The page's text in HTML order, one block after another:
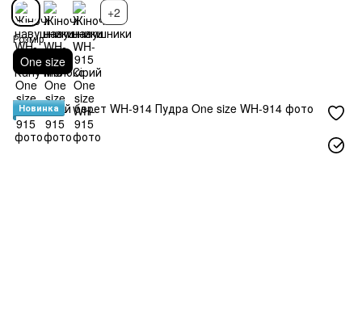
+2
Розмір
One size
Новинка